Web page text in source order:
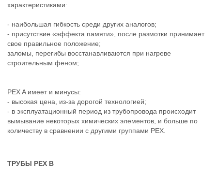
характеристиками:
- наибольшая гибкость среди других аналогов;
- присутствие «эффекта памяти», после размотки принимает
свое правильное положение;
заломы, перегибы восстанавливаются при нагреве
строительным феном;
PEX A имеет и минусы:
- высокая цена, из-за дорогой технологией;
- в эксплуатационный период из трубопровода происходит
вымывание некоторых химических элементов, и больше по
количеству в сравнении с другими группами PEX.
ТРУБЫ PEX B